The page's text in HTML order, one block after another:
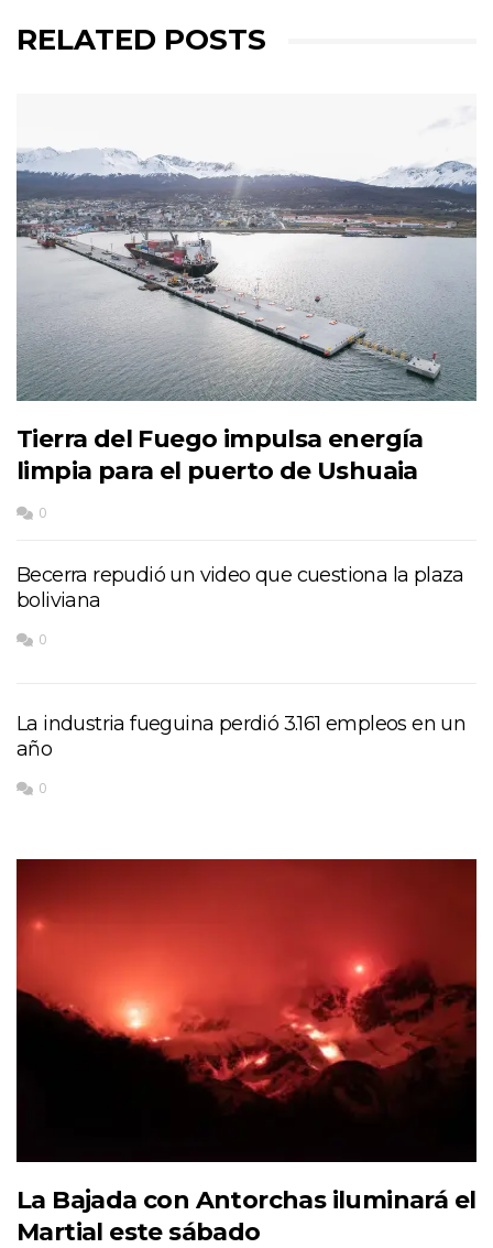
RELATED POSTS
Tierra del Fuego impulsa energía
limpia para el puerto de Ushuaia
0
Becerra repudió un video que cuestiona la plaza
boliviana
0
La industria fueguina perdió 3.161 empleos en un
año
0
La Bajada con Antorchas iluminará el
Martial este sábado